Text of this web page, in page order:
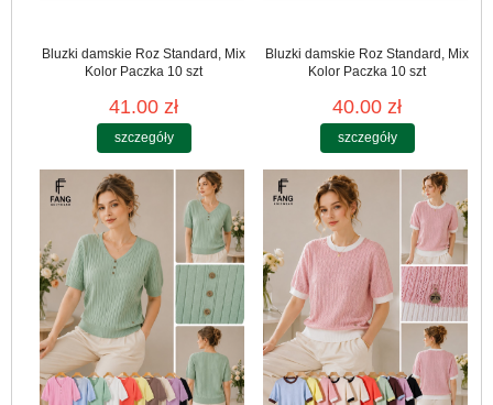
Bluzki damskie Roz Standard, Mix
Kolor Paczka 10 szt
41.00 zł
szczegóły
Bluzki damskie Roz Standard, Mix
Kolor Paczka 10 szt
40.00 zł
szczegóły